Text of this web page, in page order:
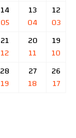
12
03
13
04
14
05
19
10
20
11
21
12
26
17
27
18
28
19